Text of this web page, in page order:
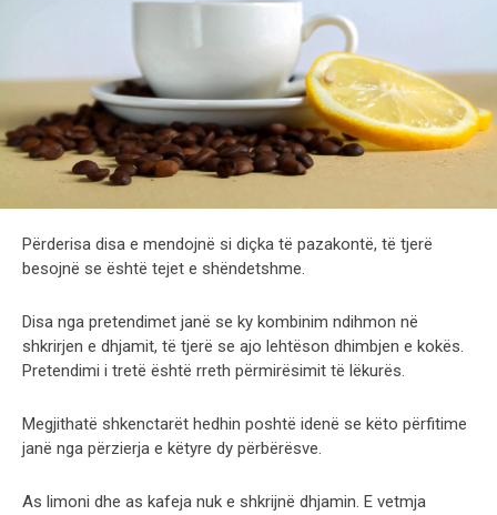
Përderisa disa e mendojnë si diçka të pazakontë, të tjerë
besojnë se është tejet e shëndetshme.
Disa nga pretendimet janë se ky kombinim ndihmon në
shkrirjen e dhjamit, të tjerë se ajo lehtëson dhimbjen e kokës.
Pretendimi i tretë është rreth përmirësimit të lëkurës.
Megjithatë shkenctarët hedhin poshtë idenë se këto përfitime
janë nga përzierja e këtyre dy përbërësve.
As limoni dhe as kafeja nuk e shkrijnë dhjamin. E vetmja